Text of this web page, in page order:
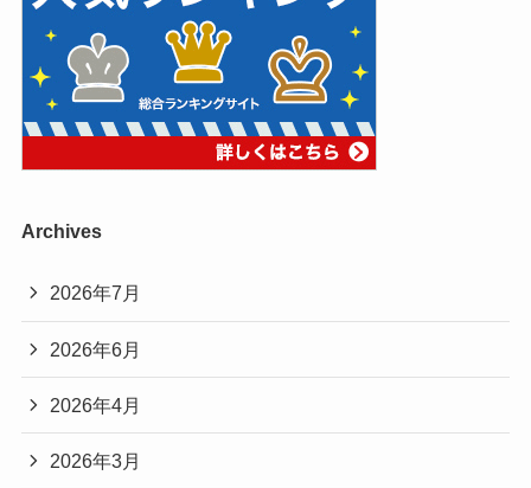
Archives
2026年7月
2026年6月
2026年4月
2026年3月